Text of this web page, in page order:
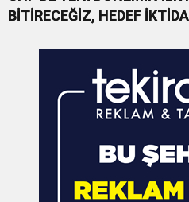
BİTİRECEĞİZ, HEDEF